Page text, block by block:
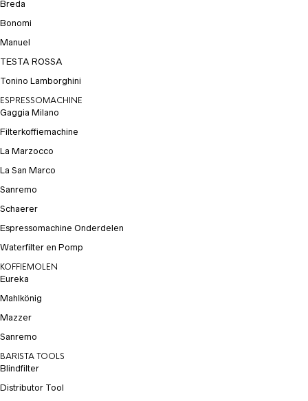
Breda
Bonomi
Manuel
TESTA ROSSA
Tonino Lamborghini
ESPRESSOMACHINE
Gaggia Milano
Filterkoffiemachine
La Marzocco
La San Marco
Sanremo
Schaerer
Espressomachine Onderdelen
Waterfilter en Pomp
KOFFIEMOLEN
Eureka
Mahlkönig
Mazzer
Sanremo
BARISTA TOOLS
Blindfilter
Distributor Tool